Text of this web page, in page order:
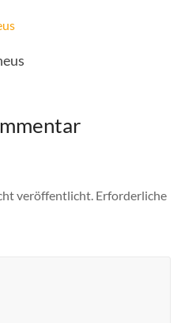
veröffentlicht. Erforderliche